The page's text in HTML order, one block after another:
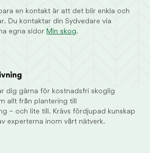
en kontakt är att det blir enkla och
Du kontaktar din Sydvedare via
egna sidor Min skog.
dig gärna för kostnadsfri skoglig
allt från plantering till
– och lite till. Krävs fördjupad kunskap
experterna inom vårt nätverk.